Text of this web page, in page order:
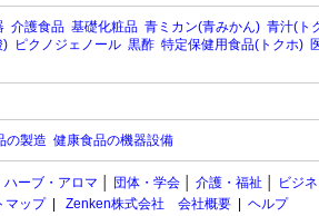
介護食品 基礎化粧品 青ミカン(青みかん) 青汁(ト
) ピクノジェノール 黒酢 特定保健用食品(トクホ)
の製造 健康食品の機器設備
ハーブ・アロマ 団体・学会 介護・福祉
ビジ
マップ| Zenken株式会社 会社概要
ヘルプ